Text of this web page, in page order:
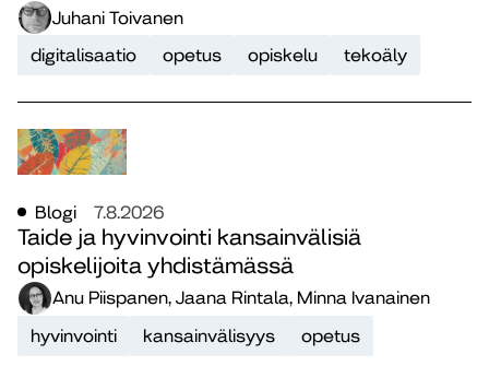
Juhani Toivanen
digitalisaatio
opetus opiskelu tekoäly
Blogi 7.8.2026
Taide ja hyvinvointi kansainvälisiä
opiskelijoita yhdistämässä
Anu Piispanen, Jaana Rintala, Minna Ivanainen
hyvinvointi
kansainvälisyys opetus